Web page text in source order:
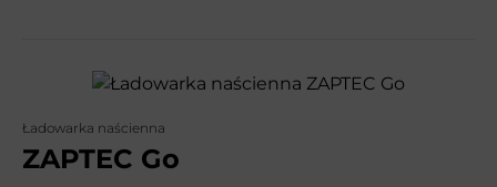
Ładowarka naścienna
ZAPTEC Go